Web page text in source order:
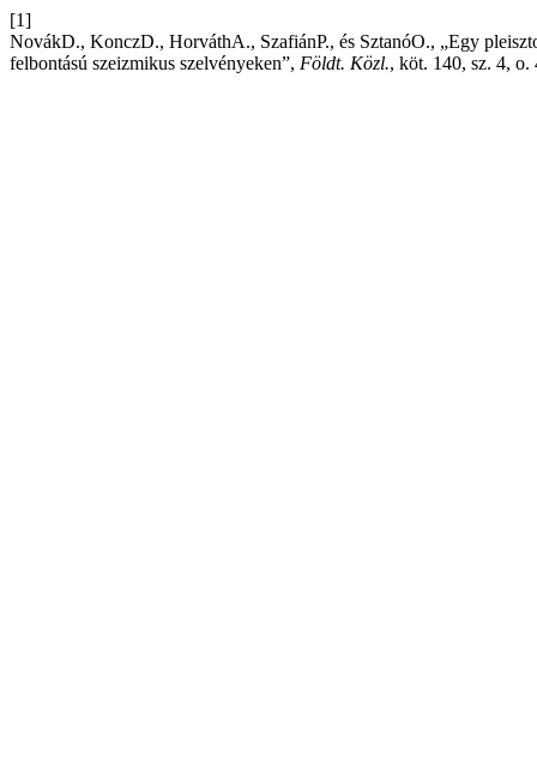
[1]
NovákD., KonczD., HorváthA., SzafiánP., és SztanóO., „Egy
felbontású szeizmikus szelvényeken”, Földt. Közl., köt. 140, sz. 4, o.